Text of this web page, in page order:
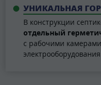
УНИКАЛЬНАЯ
В конструкции
отдельный
с рабочими